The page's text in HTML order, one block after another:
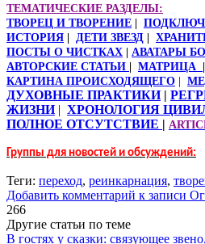
ТЕМАТИЧЕСКИЕ РАЗДЕЛЫ:
ТВОРЕЦ И ТВОРЕНИЕ |
ИСТОРИЯ | ДЕТИ ЗВЕЗД |
ПОСТЫ О ЧИСТКАХ | АВАТАРЫ
АВТОРСКИЕ СТАТЬИ | МАТРИЦА |
КАРТИНА ПРОИСХОДЯЩЕГО |
ДУХОВНЫЕ ПРАКТИКИ |
ЖИЗНИ| ХРОНОЛОГИЯ
ПОЛНОЕ ОТСУТСТВИЕ |
Группы для новостей и обсуждений:
Теги: переход, реинкарнация,
Добавить комментарий к записи
266
Другие статьи по теме
В гостях у сказки: связующее